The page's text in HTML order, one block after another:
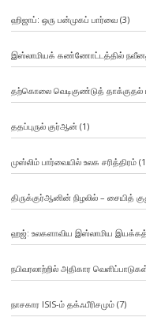
ஹிஜாப்: ஒரு பன்முகப் பார்வை(3)
இஸ்லாமியக் கண்ணோட்டத்தில்
தற்கொலை வெடிகுண்டுத் தாக்குதல்
ததப்புருல் குர்ஆன் (1)
முஸ்லிம் பார்வையில் உலக சரித்திரம்
திருக்குர்ஆனின் நிழலில் – சையித்
ஹஜ்: உலகளாவிய இஸ்லாமிய
நபிவரலாற்றில் அதிகார
நாசகார ISIS-ம் தக்ஃபீரிசமும்(7)